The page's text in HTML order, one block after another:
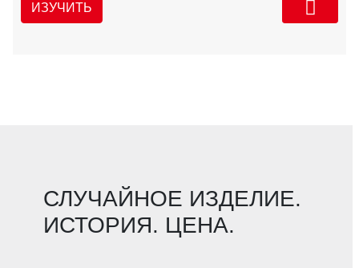
ИЗУЧИТЬ
СЛУЧАЙНОЕ ИЗДЕЛИЕ.
ИСТОРИЯ. ЦЕНА.